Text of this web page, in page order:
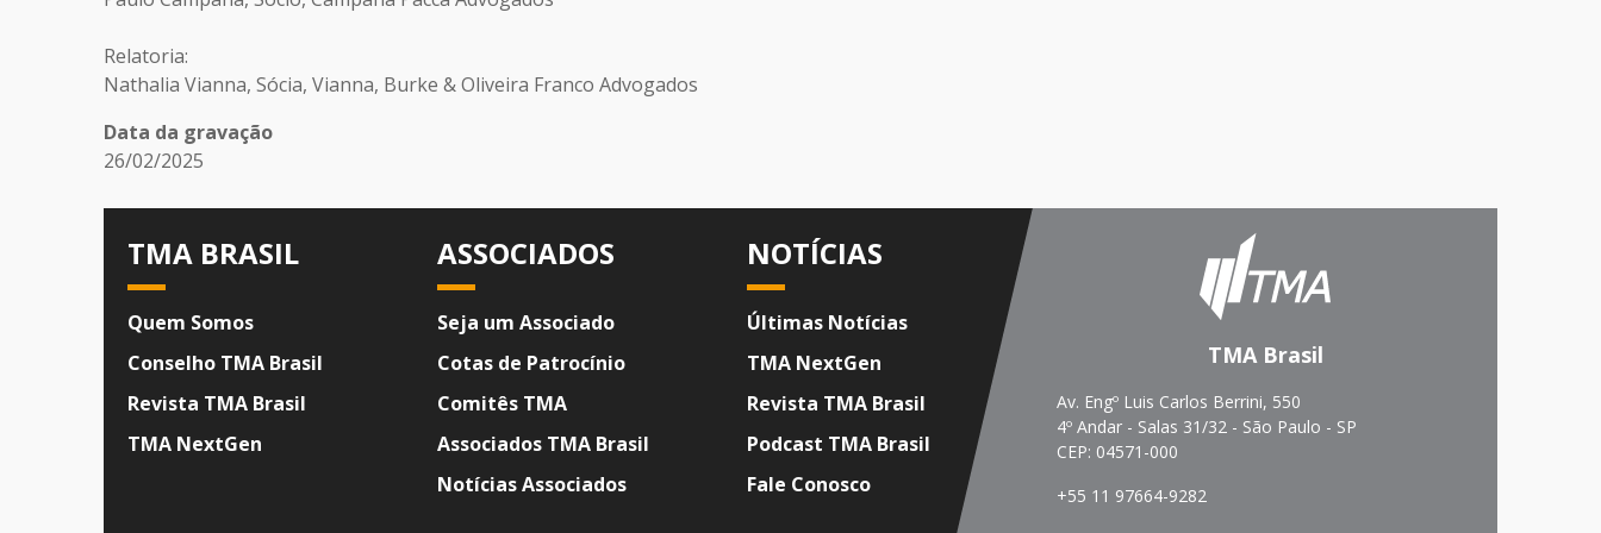
Relatoria:
Nathalia Vianna, Sócia, Vianna, Burke & Oliveira Franco Advogados
Data da gravação
26/02/2025
TMA BRASIL
Quem Somos
Conselho TMA Brasil
Revista TMA Brasil
TMA NextGen
ASSOCIADOS
Seja um Associado
Cotas de Patrocínio
Comitês TMA
Associados TMA Brasil
Notícias Associados
NOTÍCIAS
Últimas Notícias
TMA NextGen
Revista TMA Brasil
Podcast TMA Brasil
Fale Conosco
TMA Brasil
Av. Engº Luis Carlos Berrini, 550
4º Andar - Salas 31/32 - São Paulo - SP
CEP: 04571-000
+55 11 97664-9282